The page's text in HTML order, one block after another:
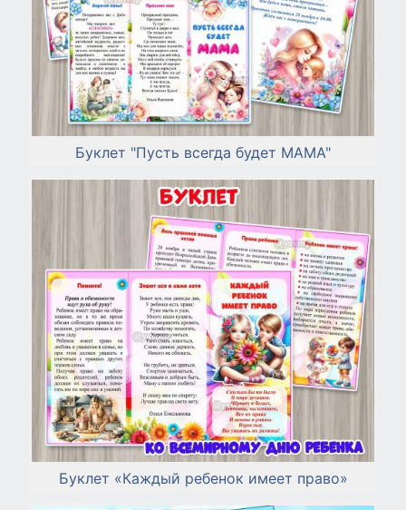
Буклет "Пусть всегда будет МАМА"
Буклет «Каждый ребенок имеет право»